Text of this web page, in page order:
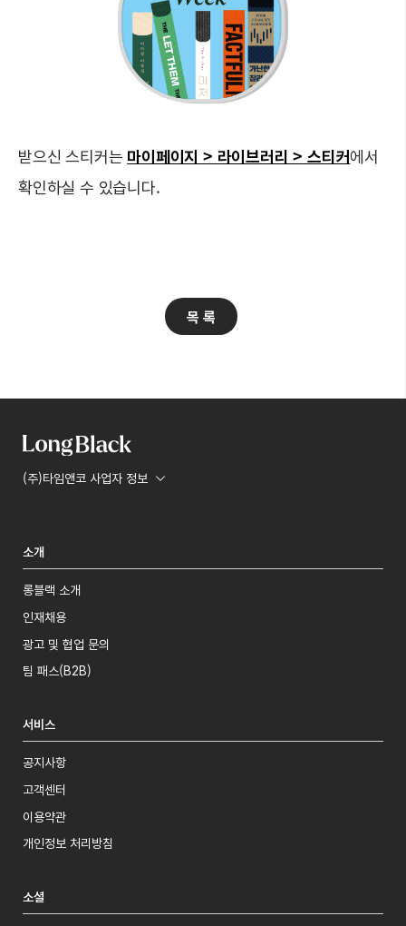
받으신 스티커는 마이페이지 > 라이브러리 > 스티커에서
확인하실 수 있습니다.
목 록
(주)타임앤코 사업자 정보
소개
롱블랙 소개
인재채용
광고 및 협업 문의
팀 패스(B2B)
서비스
공지사항
고객센터
이용약관
개인정보 처리방침
소셜